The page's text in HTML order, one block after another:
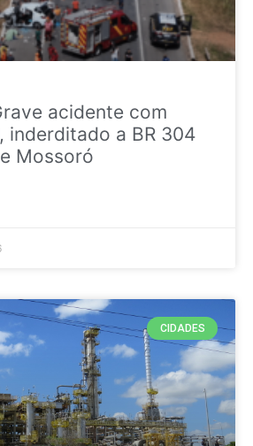
acidente com
inderditado a BR 304
Mossoró
CIDADES